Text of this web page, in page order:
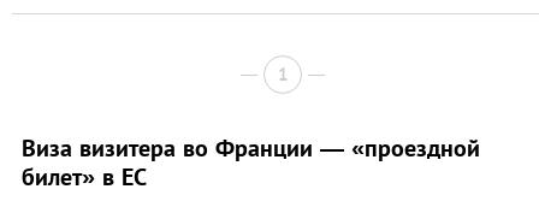
1
Виза визитера во Франции — «проездной
билет» в ЕС